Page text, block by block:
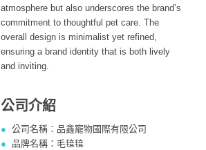
atmosphere but also underscores the brand’s
commitment to thoughtful pet care. The
overall design is minimalist yet refined,
ensuring a brand identity that is both lively
and inviting.
公司介紹
●公司名稱：品鑫寵物國際有限公司
● 品牌名稱：毛毰毰